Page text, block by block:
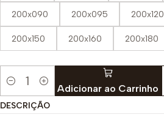
200x090 200x095 200x120
200x150 200x160 200x180
Quantidade Adicionar ao Carrinho
DESCRIÇÃO